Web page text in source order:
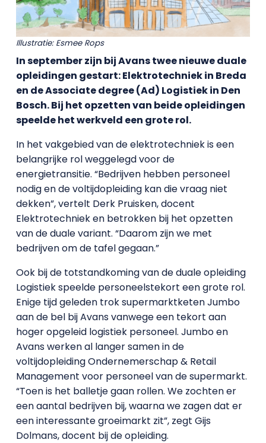
Illustratie: Esmee Rops
In september zijn bij Avans twee nieuwe duale
opleidingen gestart: Elektrotechniek in Breda
en de Associate degree (Ad) Logistiek in Den
Bosch. Bij het opzetten van beide opleidingen
speelde het werkveld een grote rol.
In het vakgebied van de elektrotechniek is een
belangrijke rol weggelegd voor de
energietransitie. “Bedrijven hebben personeel
nodig en de voltijdopleiding kan die vraag niet
dekken”, vertelt Derk Pruisken, docent
Elektrotechniek en betrokken bij het opzetten
van de duale variant. “Daarom zijn we met
bedrijven om de tafel gegaan.”
Ook bij de totstandkoming van de duale opleiding
Logistiek speelde personeelstekort een grote rol.
Enige tijd geleden trok supermarktketen Jumbo
aan de bel bij Avans vanwege een tekort aan
hoger opgeleid logistiek personeel. Jumbo en
Avans werken al langer samen in de
voltijdopleiding Ondernemerschap & Retail
Management voor personeel van de supermarkt.
“Toen is het balletje gaan rollen. We zochten er
een aantal bedrijven bij, waarna we zagen dat er
een interessante groeimarkt zit”, zegt Gijs
Dolmans, docent bij de opleiding.